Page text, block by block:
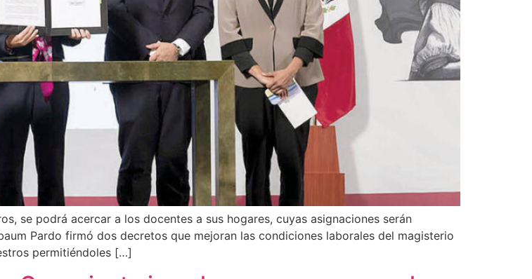
se podrá acercar a los docentes a sus hogares, cuyas asignaciones serán
Pardo firmó dos decretos que mejoran las condiciones laborales del magisterio
permitiéndoles […]